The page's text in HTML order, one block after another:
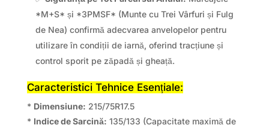
*M+S* și *3PMSF* (Munte cu Trei Vârfuri și Fulg
de Nea) confirmă adecvarea anvelopelor pentru
utilizare în condiții de iarnă, oferind tracțiune și
control sporit pe zăpadă și gheață.
Caracteristici Tehnice Esențiale:
* Dimensiune: 215/75R17.5
* Indice de Sarcină: 135/133 (Capacitate maximă de